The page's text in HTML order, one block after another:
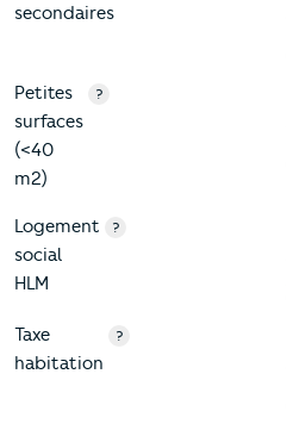
secondaires
Petites
surfaces
(<40
m2)
?
Logement
social
HLM
?
Taxe
habitation
?